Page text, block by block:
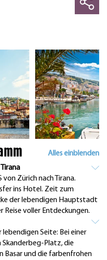
Alles einblenden
Zürich nach Tirana.
ins Hotel. Zeit zum
der lebendigen Hauptstadt
Reise voller Entdeckungen.
lebendigen Seite: Bei einer
Platz, die
Basar und die farbenfrohen